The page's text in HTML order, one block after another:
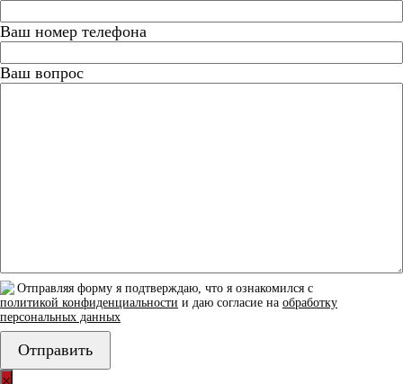
Ваш номер телефона
Ваш вопрос
Отправляя форму я подтверждаю, что я ознакомился с
политикой конфиденциальности и даю согласие на обработку
персональных данных
×